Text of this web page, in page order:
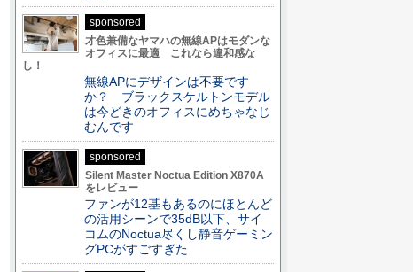
sponsored
才色兼備なヤマハの無線APはモダンな
オフィスに最適 これなら違和感な
し！
無線APにデザインは不要です
か？ ブラックスケルトンモデル
は今どきのオフィスにめちゃなじ
むんです
sponsored
Silent Master Noctua Edition X870A
をレビュー
ファンが12基もあるのにほとんど
の活用シーンで35dB以下、サイ
コムのNoctua尽くし静音ゲーミン
グPCがすごすぎた